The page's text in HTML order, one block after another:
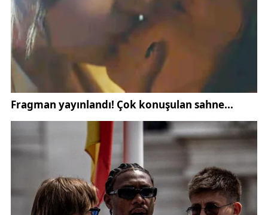
Sivas Belediyesi tarafından yapılan açıklamada, bazı
vefat eden vatandaşların cenazelerinin defin için
farklı ilçe ve köylere
nakil
edileceği belirtildi. Bu
kapsamda paylaşılan bilgiler şu şekilde:
Sivas’ta vefat edenlere ilişkin güncel duyurular,
yerel yönetimler tarafından düzenli olarak
paylaşılmaya devam ediyor. Vatandaşlar, benzer
Sivas vefat ilanları ,Sivas cenaze
güncel Sivas haberleri
başlıkları
altında ulaşabiliyor. Konuyla ilgili yerel gelişmeleri
takip etmek isteyenler içingundemsivas.com
üzerinde yer alanSivas Belediyesi duyurularıve